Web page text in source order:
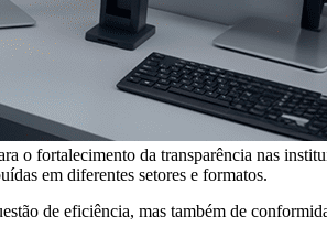
o fortalecimento da transparência nas
em diferentes setores e formatos.
de eficiência, mas também de